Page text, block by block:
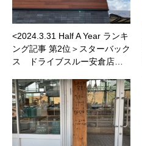
<2024.3.31 Half A Year ランキ
ング記事 第2位＞スターバック
ス ドライブスルー安倉店…